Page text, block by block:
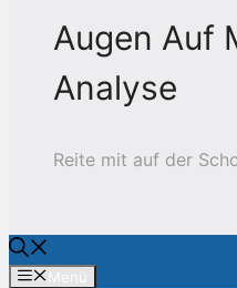
Augen Auf
Analyse
Reite mit auf der
Menü